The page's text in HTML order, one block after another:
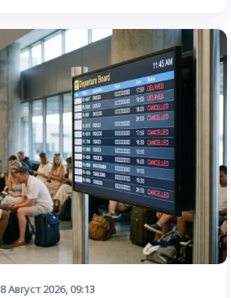
8 Август 2026, 09:13